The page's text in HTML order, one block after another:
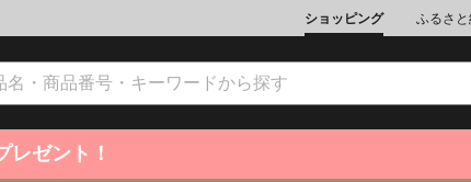
ショッピング ふるさと
レゼント！